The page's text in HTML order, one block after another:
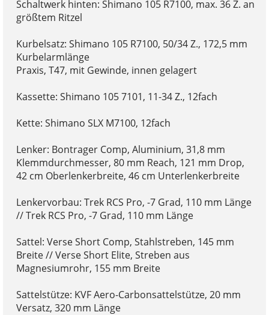
Schaltwerk hinten: Shimano 105 R7100, max. 36 Z. an
größtem Ritzel
Kurbelsatz: Shimano 105 R7100, 50/34 Z., 172,5 mm
Kurbelarmlänge
Praxis, T47, mit Gewinde, innen gelagert
Kassette: Shimano 105 7101, 11-34 Z., 12fach
Kette: Shimano SLX M7100, 12fach
Lenker: Bontrager Comp, Aluminium, 31,8 mm
Klemmdurchmesser, 80 mm Reach, 121 mm Drop,
42 cm Oberlenkerbreite, 46 cm Unterlenkerbreite
Lenkervorbau: Trek RCS Pro, -7 Grad, 110 mm Länge
// Trek RCS Pro, -7 Grad, 110 mm Länge
Sattel: Verse Short Comp, Stahlstreben, 145 mm
Breite // Verse Short Elite, Streben aus
Magnesiumrohr, 155 mm Breite
Sattelstütze: KVF Aero-Carbonsattelstütze, 20 mm
Versatz, 320 mm Länge